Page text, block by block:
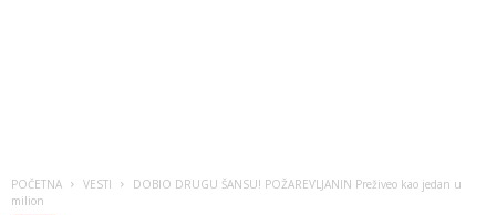
POČETNA VESTI
DOBIO DRUGU ŠANSU! POŽAREVLJANIN Preživeo kao jedan u
milion